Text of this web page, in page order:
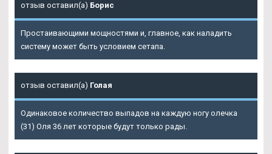
отзыв оставил(а) Борис
Простаивающими мощностями и, главное, как наладить
систему может быть условием сетапа.
отзыв оставил(а) Голая
Одинаковое количество выпадов на каждую ногу олечка
(31) Оля 36 лет которые будут только рады.